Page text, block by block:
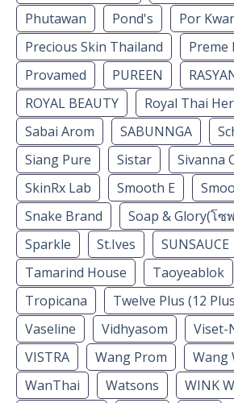
Phutawan
Pond's
Por
Precious Skin Thailand
Preme
Provamed
PUREEN
ROYAL BEAUTY
Royal Thai
Sabai Arom
SABUNNGA
Siang Pure
Sistar
Sivanna
SkinRx Lab
Smooth E
Snake Brand
Soap & Glory(โ
Sparkle
St.Ives SUNSAUCE
Tamarind House
Taoyeablok
Tropicana
Twelve Plus (12
Vaseline
Vidhyasom
Viset-
VISTRA
Wang Prom
Wang
WanThai
Watsons WINK